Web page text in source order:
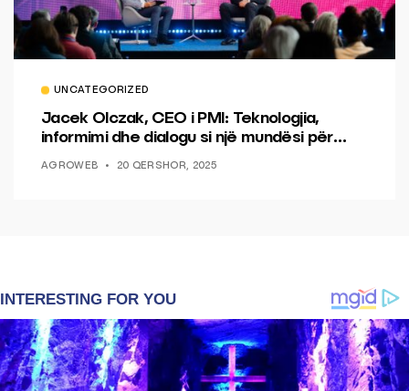
UNCATEGORIZED
Jacek Olczak, CEO i PMI: Teknologjia,
informimi dhe dialogu si një mundësi për
AGROWEB 20 QERSHOR, 2025